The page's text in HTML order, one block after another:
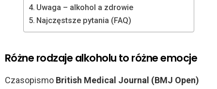
Uwaga – alkohol a zdrowie
Najczęstsze pytania (FAQ)
Różne rodzaje alkoholu to różne emocje
Czasopismo British Medical Journal (BMJ Open)